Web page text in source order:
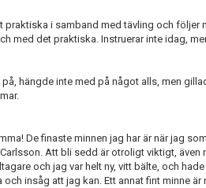
i samband med tävling och följer
med det praktiska. Instruerar inte idag,
hängde inte med på något alls, men
De finaste minnen jag har är när jag
Att bli sedd är otroligt viktigt, även
och jag var helt ny, vitt bälte, och
insåg att jag kan. Ett annat fint minne är